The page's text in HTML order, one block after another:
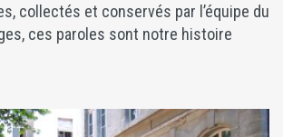
collectés et conservés par l’équipe du
ces paroles sont notre histoire